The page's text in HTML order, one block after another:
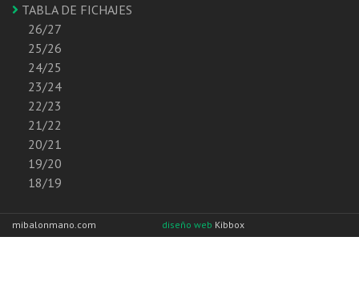
TABLA DE FICHAJES
26/27
25/26
24/25
23/24
22/23
21/22
20/21
19/20
18/19
mibalonmano.com diseño web Kibbox